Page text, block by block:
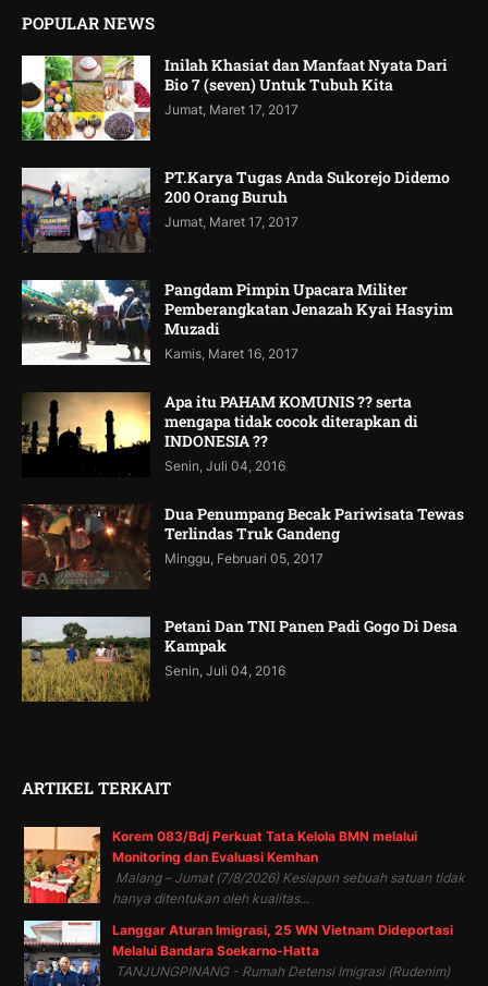
POPULAR NEWS
Inilah Khasiat dan Manfaat Nyata Dari
Bio 7 (seven) Untuk Tubuh Kita
Jumat, Maret 17, 2017
PT.Karya Tugas Anda Sukorejo Didemo
200 Orang Buruh
Jumat, Maret 17, 2017
Pangdam Pimpin Upacara Militer
Pemberangkatan Jenazah Kyai Hasyim
Muzadi
Kamis, Maret 16, 2017
Apa itu PAHAM KOMUNIS ?? serta
mengapa tidak cocok diterapkan di
INDONESIA ??
Senin, Juli 04, 2016
Dua Penumpang Becak Pariwisata Tewas
Terlindas Truk Gandeng
Minggu, Februari 05, 2017
Petani Dan TNI Panen Padi Gogo Di Desa
Kampak
Senin, Juli 04, 2016
ARTIKEL TERKAIT
Korem 083/Bdj Perkuat Tata Kelola BMN melalui
Monitoring dan Evaluasi Kemhan
Malang – Jumat (7/8/2026) Kesiapan sebuah satuan tidak
hanya ditentukan oleh kualitas...
Langgar Aturan Imigrasi, 25 WN Vietnam Dideportasi
Melalui Bandara Soekarno-Hatta
TANJUNGPINANG - Rumah Detensi Imigrasi (Rudenim)